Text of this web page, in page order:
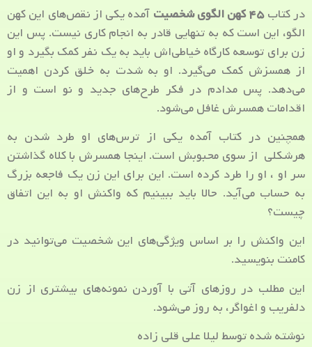
در کتاب۴۵ کهن الگوی شخصیت
آمده یکی از نقص‌های این کهن
الگو، این است که به تنهایی قادر به انجام کاری نیست. پس این
زن برای توسعه کارگاه خیاطی‌اش باید به یک نفر کمک بگیرد و او
از همسزش کمک می‌گیرد. او به شدت به خلق کردن اهمیت
می‌دهد. پس مدادم در فکر طرح‌های جدید و نو است و از
اقدامات همسرش غافل می‌شود.
همچنین در کتاب آمده یکی از ترس‌های او طرد شدن به
هرشکلی از سوی محبوبش است. اینجا همسرش با کلاه گذاشتن
سر او ، او را طرد کرده است. این برای این زن یک فاجعه بزرگ
به حساب می‌آید. حالا باید ببینیم که واکنش او به این اتفاق
چیست؟
این واکنش را بر اساس ویژگی‌های این شخصیت می‌توانید در
کامنت بنویسید.
این مطلب در روزهای آتی با آوردن نمونه‌های بیشتری از زن
دلفریب و اغواگر، به روز می‌شود.
نوشته شده توسط لیلا علی قلی زاده